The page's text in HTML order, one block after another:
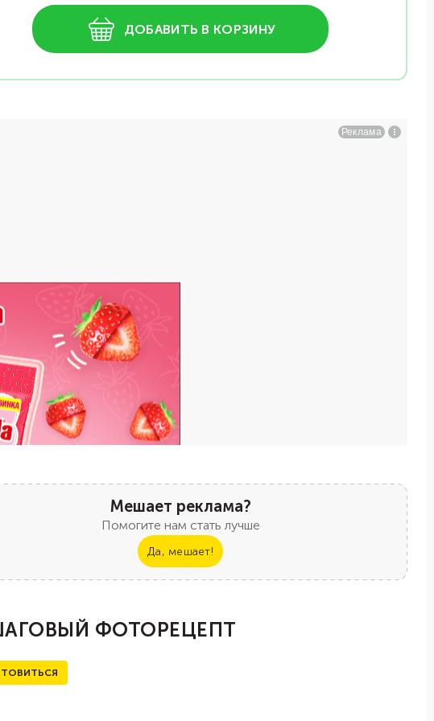
ДОБАВИТЬ В КОРЗИНУ
Мешает реклама?
Помогите нам стать лучше
Да, мешает!
ФОТОРЕЦЕПТ